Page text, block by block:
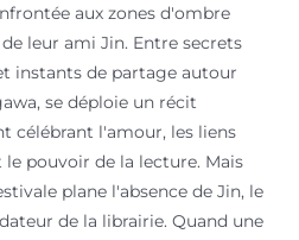
aux zones d'ombre
leur ami Jin. Entre secrets
instants de partage autour
se déploie un récit
célébrant l'amour, les liens
pouvoir de la lecture. Mais
plane l'absence de Jin, le
de la librairie. Quand une